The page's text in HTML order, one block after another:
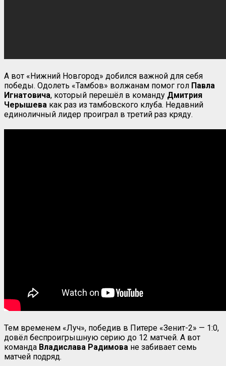
А вот «Нижний Новгород» добился важной для себя
победы. Одолеть «Тамбов» волжанам помог гол Павла
Игнатовича, который перешёл в команду Дмитрия
Черышева как раз из тамбовского клуба. Недавний
единоличный лидер проиграл в третий раз кряду.
Тем временем «Луч», победив в Питере «Зенит-2» — 1:0,
довёл беспроигрышную серию до 12 матчей. А вот
команда Владислава Радимова не забивает семь
матчей подряд.